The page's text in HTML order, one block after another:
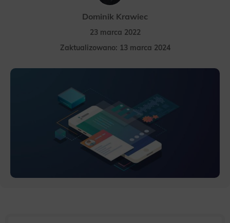
Dominik Krawiec
23 marca 2022
Zaktualizowano: 13 marca 2024